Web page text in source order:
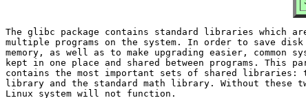
The glibc package contains standard libraries which
multiple programs on the system. In order to save disk
memory, as well as to make upgrading easier, common
kept in one place and shared between programs. This
contains the most important sets of shared libraries:
library and the standard math library. Without these